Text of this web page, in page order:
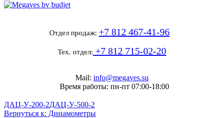
Отдел продаж: +7 812 467-41-96
Тех. отдел: +7 812 715-02-20
Mail: info@megaves.su
Время работы: пн-пт 07:00-18:00
ДАЦ-У-200-2ДАЦ-У-500-2
Вернуться к: Динамометры